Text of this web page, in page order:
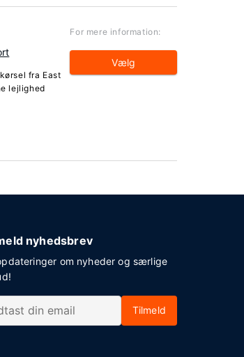
fra East
lejlighed
For mere information:
Vælg
nyhedsbrev
om nyheder og særlige
Tilmeld